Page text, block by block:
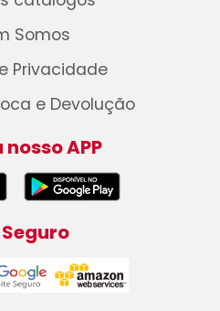
Somos
Privacidade
e Devolução
APP